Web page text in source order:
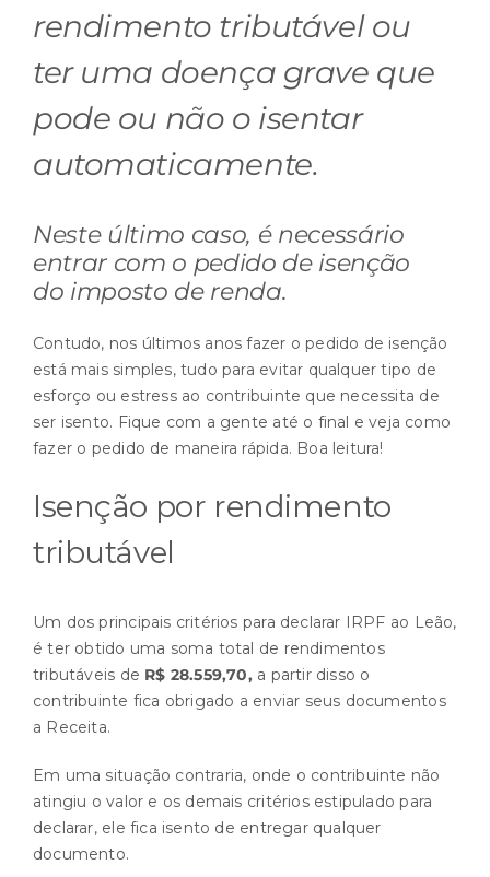
rendimento tributável ou
ter uma doença grave que
pode ou não o isentar
automaticamente.
Neste último caso, é necessário
entrar com o pedido de isenção
do imposto de renda.
Contudo, nos últimos anos fazer o pedido de isenção
está mais simples, tudo para evitar qualquer tipo de
esforço ou estress ao contribuinte que necessita de
ser isento. Fique com a gente até o final e veja como
fazer o pedido de maneira rápida. Boa leitura!
Isenção por rendimento
tributável
Um dos principais critérios para declarar IRPF ao Leão,
é ter obtido uma soma total de rendimentos
tributáveis de R$ 28.559,70, a partir disso o
contribuinte fica obrigado a enviar seus documentos
a Receita.
Em uma situação contraria, onde o contribuinte não
atingiu o valor e os demais critérios estipulado para
declarar, ele fica isento de entregar qualquer
documento.